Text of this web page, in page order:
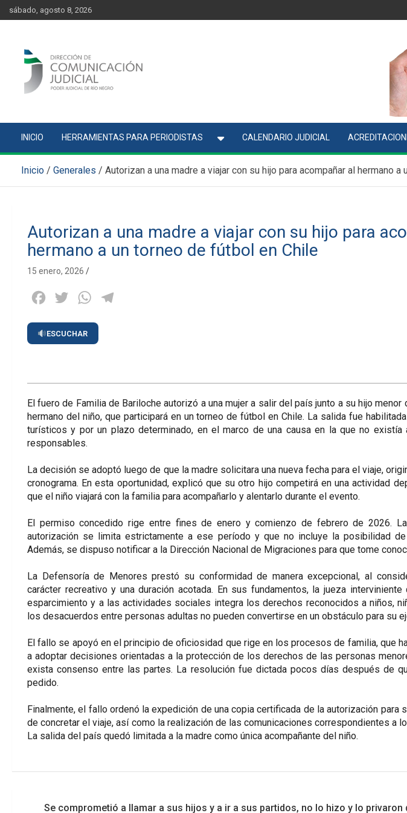
content
Skip
to
sábado, agosto 8, 2026
INICIO HERRAMIENTAS PARA PERIODISTAS CALENDARIO JUDICIAL
Inicio Generales Autorizan a una madre a viajar con su hijo para acompañar al hermano
Autorizan a una madre a viajar con su hijo para
hermano a un torneo de fútbol en Chile
15 enero, 2026
Facebook
Twitter WhatsApp
ESCUCHAR
El fuero de Familia de Bariloche autorizó a una mujer a salir del país junto a su hijo menor
hermano del niño, que participará en un torneo de fútbol en Chile. La salida fue
turísticos y por un plazo determinado, en el marco de una causa en la que no existía
responsables.
La decisión se adoptó luego de que la madre solicitara una nueva fecha para el viaje,
cronograma. En esta oportunidad, explicó que su otro hijo competirá en una actividad
que el niño viajará con la familia para acompañarlo y alentarlo durante el evento.
El permiso concedido rige entre fines de enero y comienzo de febrero de 2026.
autorización se limita estrictamente a ese período y que no incluye la posibilidad
Además, se dispuso notificar a la Dirección Nacional de Migraciones para que tome
La Defensoría de Menores prestó su conformidad de manera excepcional, al
carácter recreativo y una duración acotada. En sus fundamentos, la jueza
esparcimiento y a las actividades sociales integra los derechos reconocidos a niños,
los desacuerdos entre personas adultas no pueden convertirse en un obstáculo para su
El fallo se apoyó en el principio de oficiosidad que rige en los procesos de familia, que
a adoptar decisiones orientadas a la protección de los derechos de las personas
exista consenso entre las partes. La resolución fue dictada pocos días después de
pedido.
Finalmente, el fallo ordenó la expedición de una copia certificada de la autorización para
de concretar el viaje, así como la realización de las comunicaciones correspondientes a
La salida del país quedó limitada a la madre como única acompañante del niño.
Navegación
Se comprometió a llamar a sus hijos y a ir a sus partidos, no lo hizo y lo privaron